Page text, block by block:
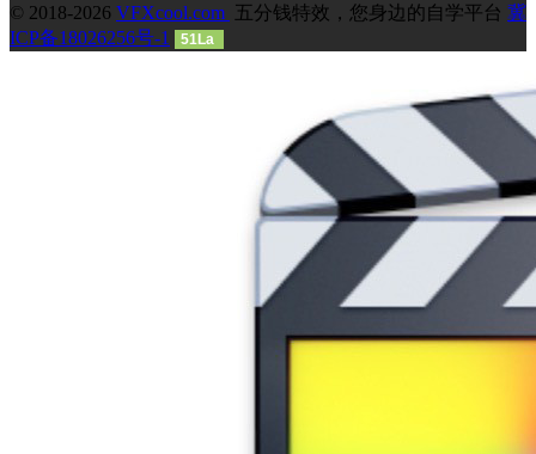
© 2018-2026 VFXcool.com 五分钱特效，您身边的自学平台 冀
ICP备18026256号-1
51La